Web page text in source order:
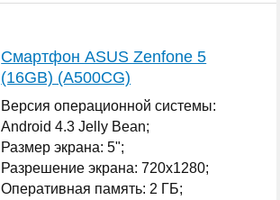
Смартфон ASUS Zenfone 5
(16GB) (A500CG)
Версия операционной системы:
Android 4.3 Jelly Bean;
Размер экрана: 5";
Разрешение экрана: 720x1280;
Оперативная память: 2 ГБ;